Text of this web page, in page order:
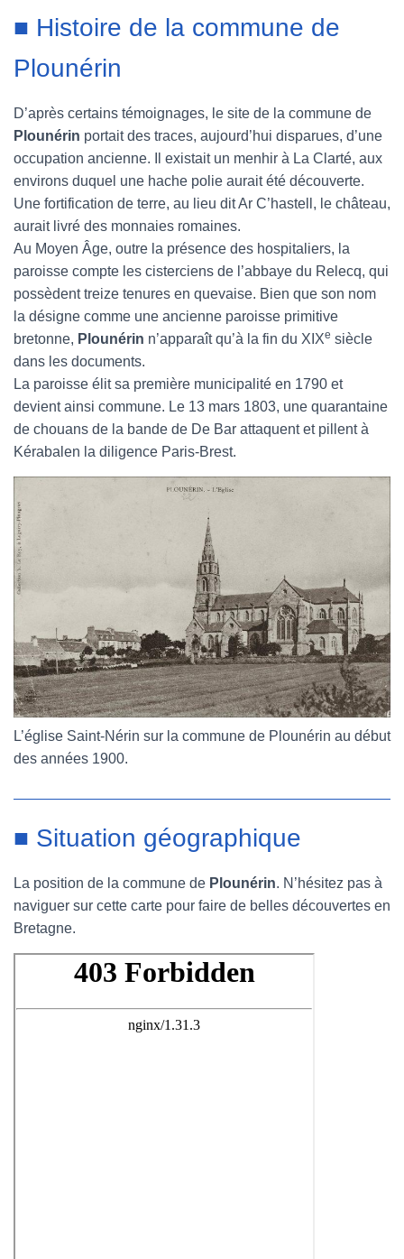
■ Histoire de la commune de
Plounérin
D’après certains témoignages, le site de la commune de
Plounérin portait des traces, aujourd’hui disparues, d’une
occupation ancienne. Il existait un menhir à La Clarté, aux
environs duquel une hache polie aurait été découverte.
Une fortification de terre, au lieu dit Ar C’hastell, le château,
aurait livré des monnaies romaines.
Au Moyen Âge, outre la présence des hospitaliers, la
paroisse compte les cisterciens de l’abbaye du Relecq, qui
possèdent treize tenures en quevaise. Bien que son nom
la désigne comme une ancienne paroisse primitive
bretonne, Plounérin n’apparaît qu’à la fin du XIXe siècle
dans les documents.
La paroisse élit sa première municipalité en 1790 et
devient ainsi commune. Le 13 mars 1803, une quarantaine
de chouans de la bande de De Bar attaquent et pillent à
Kérabalen la diligence Paris-Brest.
L’église Saint-Nérin sur la commune de Plounérin au début
des années 1900.
■ Situation géographique
La position de la commune de Plounérin. N’hésitez pas à
naviguer sur cette carte pour faire de belles découvertes en
Bretagne.